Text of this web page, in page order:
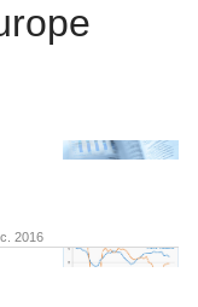
2016